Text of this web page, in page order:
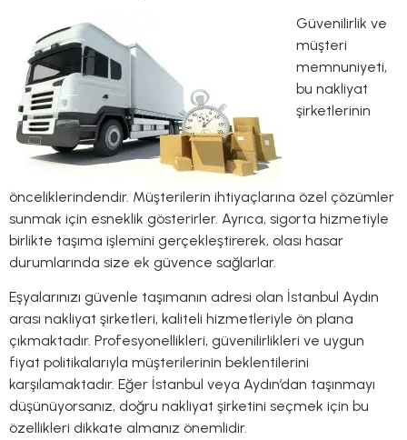
Güvenilirlik ve
müşteri
memnuniyeti,
bu nakliyat
şirketlerinin
önceliklerindendir. Müşterilerin ihtiyaçlarına özel çözümler
sunmak için esneklik gösterirler. Ayrıca, sigorta hizmetiyle
birlikte taşıma işlemini gerçekleştirerek, olası hasar
durumlarında size ek güvence sağlarlar.
Eşyalarınızı güvenle taşımanın adresi olan İstanbul Aydın
arası nakliyat şirketleri, kaliteli hizmetleriyle ön plana
çıkmaktadır. Profesyonellikleri, güvenilirlikleri ve uygun
fiyat politikalarıyla müşterilerinin beklentilerini
karşılamaktadır. Eğer İstanbul veya Aydın’dan taşınmayı
düşünüyorsanız, doğru nakliyat şirketini seçmek için bu
özellikleri dikkate almanız önemlidir.